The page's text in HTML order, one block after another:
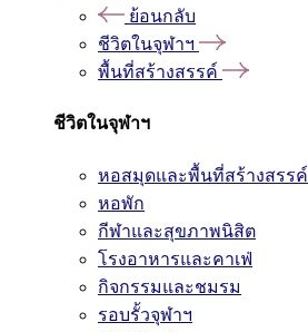
ย้อนกลับ
ชีวิตในจุฬาฯ
พื้นที่สร้างสรรค์
ชีวิตในจุฬาฯ
หอสมุดและพื้นที่สร้างสรรค์
หอพัก
กีฬาและสุขภาพนิสิต
โรงอาหารและคาเฟ่
กิจกรรมและชมรม
รอบรั้วจุฬาฯ